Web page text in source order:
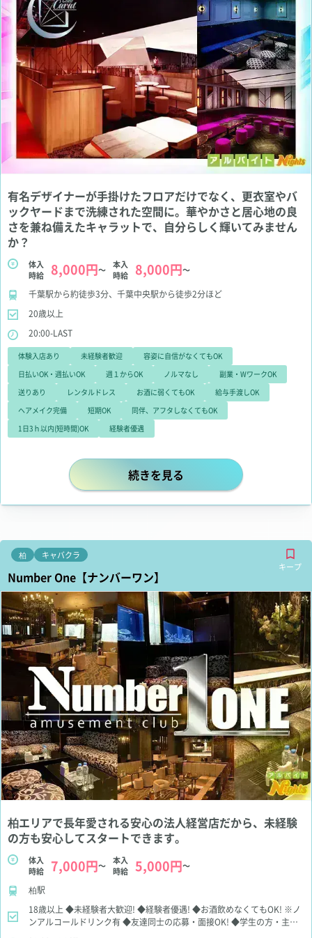
有名デザイナーが手掛けたフロアだけでなく、更衣室やバ
ックヤードまで洗練された空間に。華やかさと居心地の良
さを兼ね備えたキャラットで、自分らしく輝いてみません
か？
体入
時給
8,000円～
本入
時給
8,000円～
千葉駅から約徒歩3分、千葉中央駅から徒歩2分ほど
20歳以上
20:00-LAST
体験入店あり 未経験者歓迎
容姿に自信がなくてもOK
日払いOK・週払いOK
週１からOK ノルマなし
副業・WワークOK
送りあり
レンタルドレス お酒に弱くてもOK
給与手渡しOK
ヘアメイク完備
短期OK
同伴、アフタしなくてもOK
1日3ｈ以内(短時間)OK
経験者優遇
有名デザイナーが手掛けたフロア
続きを見る
柏
キャバクラ
キープ
Number One【ナンバーワン】
柏エリアで長年愛される安心の法人経営店だから、未経験
の方も安心してスタートできます。
体入
時給
7,000円～
本入
時給
5,000円～
柏駅
18歳以上 ◆未経験者大歓迎! ◆経験者優遇! ◆お酒飲めなくてもOK! ※ノ
ンアルコールドリンク有◆友達同士の応募・面接OK! ◆学生の方・主婦